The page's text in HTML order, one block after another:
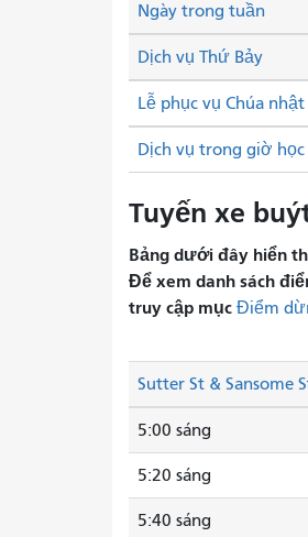
Dịch vụ Thứ Bảy
Lễ phục vụ Chúa nhật
Ngày trong tuần
Dịch vụ trong giờ học
Tuyến xe
Bảng dưới đây hiển
Để xem danh sách
truy cập mục Điểm
Sutter St & Sansome
5:00 sáng
5:20 sáng
5:40 sáng